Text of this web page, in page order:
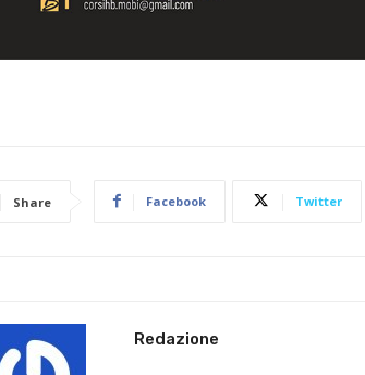
Share Facebook Twitter
Redazione